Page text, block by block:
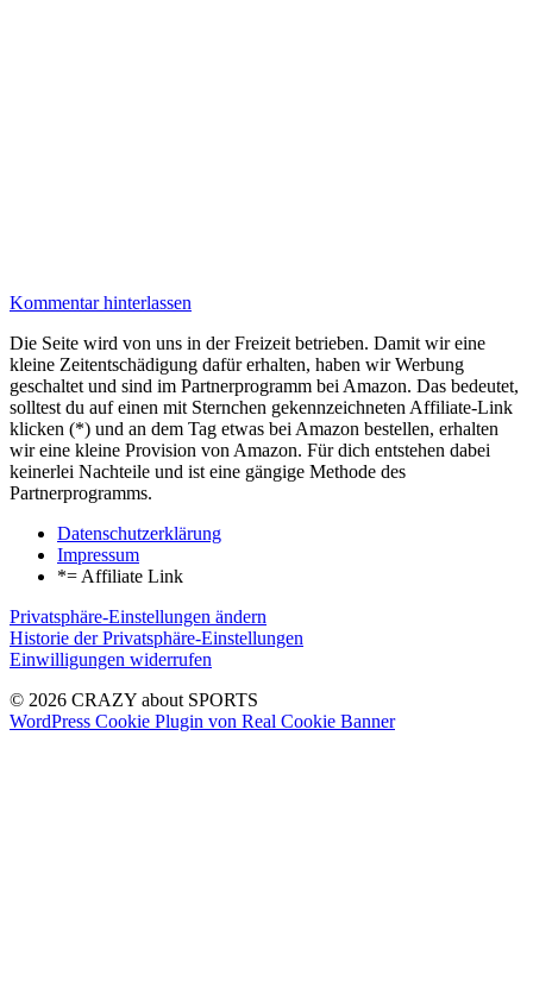
Kommentar hinterlassen
Die Seite wird von uns in der Freizeit betrieben. Damit wir eine
kleine Zeitentschädigung dafür erhalten, haben wir Werbung
geschaltet und sind im Partnerprogramm bei Amazon. Das bedeutet,
solltest du auf einen mit Sternchen gekennzeichneten Affiliate-Link
klicken (*) und an dem Tag etwas bei Amazon bestellen, erhalten
wir eine kleine Provision von Amazon. Für dich entstehen dabei
keinerlei Nachteile und ist eine gängige Methode des
Partnerprogramms.
Datenschutzerklärung
Impressum
*= Affiliate Link
Privatsphäre-Einstellungen ändern
Historie der Privatsphäre-Einstellungen
Einwilligungen widerrufen
© 2026 CRAZY about SPORTS
WordPress Cookie Plugin von Real Cookie Banner